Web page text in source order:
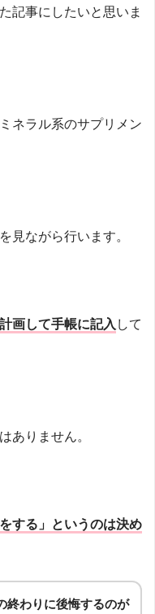
記事にしたいと思いま
ネラル系のサプリメン
見ながら行います。
画して手帳に記入 して
ありません。
する」というのは決め
終わりに後悔するのが